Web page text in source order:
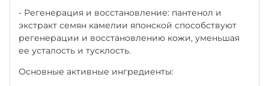
- Регенерация и восстановление: пантенол и
экстракт семян камелии японской способствуют
регенерации и восстановлению кожи, уменьшая
ее усталость и тусклость.
Основные активные ингредиенты: